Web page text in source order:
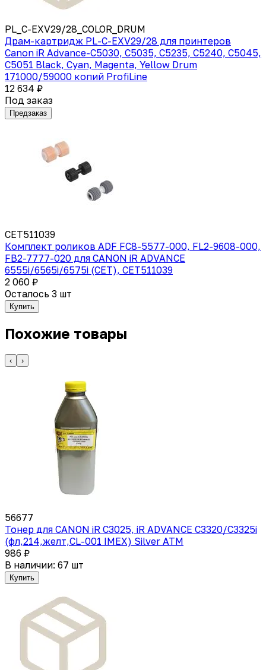
PL_C-EXV29/28_COLOR_DRUM
Драм-картридж PL-C-EXV29/28 для принтеров
Canon iR Advance-C5030, C5035, C5235, C5240, C5045,
C5051 Black, Cyan, Magenta, Yellow Drum
171000/59000 копий ProfiLine
12 634 ₽
Под заказ
Предзаказ
CET511039
Комплект роликов ADF FC8-5577-000, FL2-9608-000,
FB2-7777-020 для CANON iR ADVANCE
6555i/6565i/6575i (CET), CET511039
2 060 ₽
Осталось 3 шт
Купить
Похожие товары
‹ ›
56677
Тонер для CANON iR C3025, iR ADVANCE C3320/C3325i
(фл,214,желт,CL-001 IMEX) Silver ATM
986 ₽
В наличии: 67 шт
Купить